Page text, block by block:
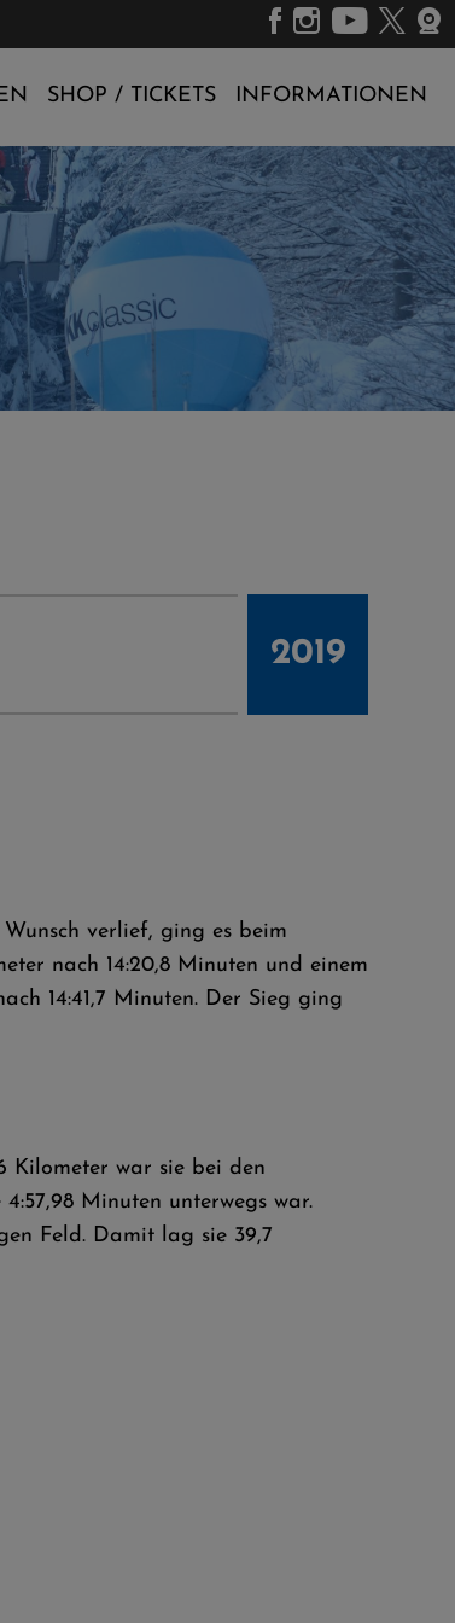
SHOP / TICKETS INFORMATIONEN
2019
verlief, ging es beim
nach 14:20,8 Minuten und einem
14:41,7 Minuten. Der Sieg ging
Kilometer war sie bei den
Minuten unterwegs war.
Feld. Damit lag sie 39,7